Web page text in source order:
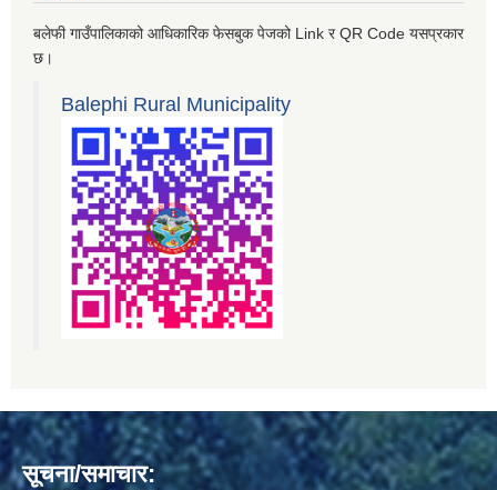
बलेफी गाउँपालिकाको आधिकारिक फेसबुक पेजको Link र QR Code यसप्रकार
छ।
Balephi Rural Municipality
सूचना/समाचार: